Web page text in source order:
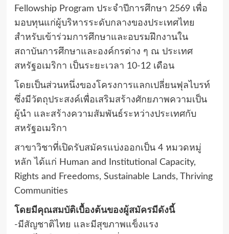
Fellowship Program ประจำปีการศึกษา 2569 เพื่อ
มอบทุนแก่ผู้บริหารระดับกลางของประเทศไทย
สำหรับเข้าร่วมการศึกษาและอบรมฝึกงานใน
สถาบันการศึกษาและองค์กรต่าง ๆ ณ ประเทศ
สหรัฐอเมริกา เป็นระยะเวลา 10-12 เดือน
โดยเป็นส่วนหนึ่งของโครงการแลกเปลี่ยนฟุลไบรท์
ซึ่งมีวัตถุประสงค์เพื่อเสริมสร้างศักยภาพความเป็น
ผู้นำ และสร้างความสัมพันธ์ระหว่างประเทศกับ
สหรัฐอเมริกา
สาขาวิชาที่เปิดรับสมัครแบ่งออกเป็น 4 หมวดหมู่
หลัก ได้แก่ Human and Institutional Capacity,
Rights and Freedoms, Sustainable Lands, Thriving
Communities
โดยมีคุณสมบัติเบื้องต้นของผู้สมัครมีดังนี้
-มีสัญชาติไทย และมีสุขภาพแข็งแรง